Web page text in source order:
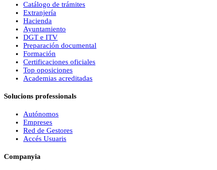
Catálogo de trámites
Extranjería
Hacienda
Ayuntamiento
DGT e ITV
Preparación documental
Formación
Certificaciones oficiales
Top oposiciones
Academias acreditadas
Solucions professionals
Autónomos
Empreses
Red de Gestores
Accés Usuaris
Companyia